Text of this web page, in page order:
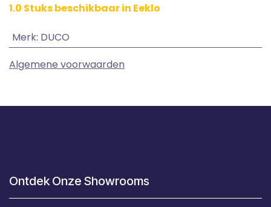
1.0 Stuks beschikbaar in Eeklo
Merk: DUCO
Algemene voorwaarden
Ontdek Onze Showrooms